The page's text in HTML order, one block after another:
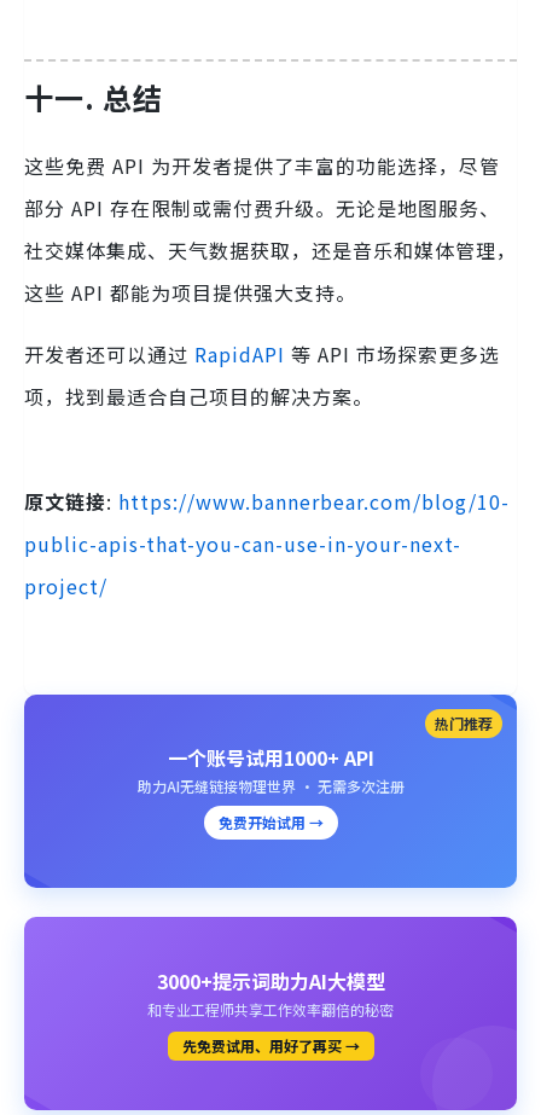
十一. 总结
这些免费 API 为开发者提供了丰富的功能选择，尽管
部分 API 存在限制或需付费升级。无论是地图服务、
社交媒体集成、天气数据获取，还是音乐和媒体管理，
这些 API 都能为项目提供强大支持。
开发者还可以通过 RapidAPI 等 API 市场探索更多选
项，找到最适合自己项目的解决方案。
原文链接: https://www.bannerbear.com/blog/10-
public-apis-that-you-can-use-in-your-next-
project/
热门推荐
一个账号试用1000+ API
助力AI无缝链接物理世界 · 无需多次注册
免费开始试用 →
3000+提示词助力AI大模型
和专业工程师共享工作效率翻倍的秘密
先免费试用、用好了再买 →